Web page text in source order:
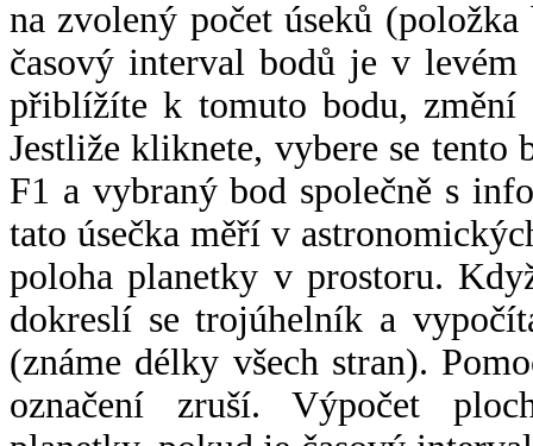
na zvolený počet úseků
časový interval bodů je v
přiblížíte k tomuto bodu,
Jestliže kliknete, vybere se tento
F1 a vybraný bod společně s
tato úsečka měří v
poloha planetky v prostoru.
dokreslí se trojúhelník a
(známe délky všech stran).
označení zruší. Výpočet